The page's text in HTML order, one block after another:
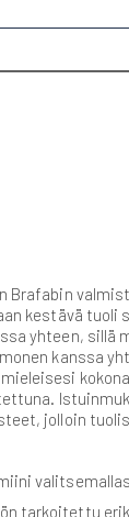
Brafabin
kestävä tuoli
yhteen, sillä
kanssa
jolloin
tarkoitettu